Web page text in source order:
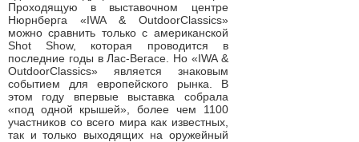
Проходящую в выставочном центре
Нюрнберга «IWA & OutdoorClassics»
можно сравнить только с американской
Shot Show, которая проводится в
последние годы в Лас-Вегасе. Но «IWA &
OutdoorClassics» является знаковым
событием для европейского рынка. В
этом году впервые выставка собрала
«под одной крышей», более чем 1100
участников со всего мира как известных,
так и только выходящих на оружейный